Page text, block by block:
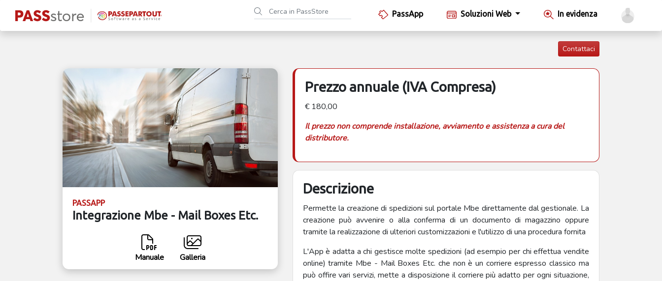
PassApp Soluzioni Web In evidenza
Contattaci
PASSAPP
Integrazione Mbe - Mail Boxes Etc.
Manuale Galleria
Prezzo annuale (IVA Compresa)
€ 180,00
Il prezzo non comprende installazione, avviamento e assistenza a cura del
distributore.
Descrizione
Permette la creazione di spedizioni sul portale Mbe direttamente dal gestionale. La
creazione può avvenire o alla conferma di un documento di magazzino oppure
tramite la realizzazione di ulteriori customizzazioni e l'utilizzo di una procedura fornita
L'App è adatta a chi gestisce molte spedizioni (ad esempio per chi effettua vendite
online) tramite Mbe - Mail Boxes Etc. che non è un corriere espresso classico ma
può offire vari servizi, mette a disposizione il corriere più adatto per ogni situazione,